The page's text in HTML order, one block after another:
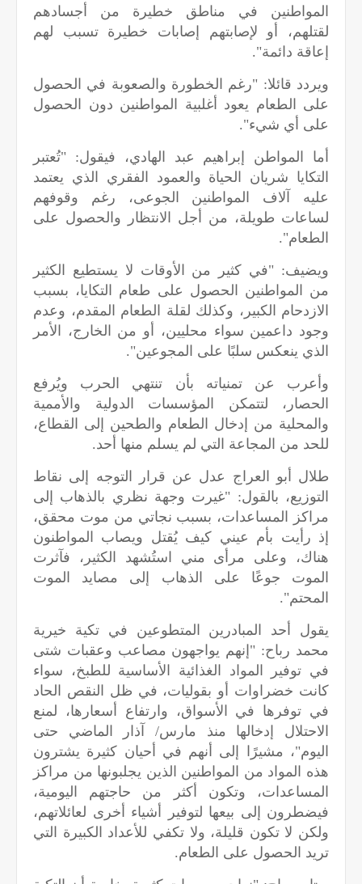
المواطنين في مناطق خطيرة من أجسادهم
لقتلهم، أو لإصابتهم إصابات خطيرة تسبب لهم
إعاقة دائمة".
ويردد قائلا: "رغم الخطورة والصعوبة في الحصول
على الطعام يعود أغلبية المواطنين دون الحصول
على أي شيء".
أما المواطن إبراهيم عبد الهادي، فيقول: "تُعتبر
التكايا شريان الحياة والعمود الفقري الذي يعتمد
عليه آلاف المواطنين الجوعى، رغم وقوفهم
لساعات طويلة، من أجل الانتظار والحصول على
الطعام".
ويضيف: "في كثير من الأوقات لا يستطيع الكثير
من المواطنين الحصول على طعام التكايا، بسبب
الازدحام الكبير، وكذلك لقلة الطعام المقدم، وعدم
وجود داعمين سواء محليين، أو من الخارج، الأمر
الذي ينعكس سلبًا على المجوعين".
وأعرب عن تمنياته بأن تنتهي الحرب ويُرفع
الحصار، لتتمكن المؤسسات الدولية والأممية
والمحلية من إدخال الطعام والطحين إلى القطاع،
للحد من المجاعة التي لم يسلم منها أحد.
طلال أبو العراج عدل عن قرار التوجه إلى نقاط
التوزيع، بالقول: "غيرت وجهة نظري بالذهاب إلى
مراكز المساعدات، بسبب نجاتي من موت محقق،
إذ رأيت بأم عيني كيف يُقتل ويصاب المواطنون
هناك، وعلى مرأى مني استُشهد الكثير، فآثرت
الموت جوعًا على الذهاب إلى مصايد الموت
المحتم".
يقول أحد المبادرين المتطوعين في تكية خيرية
محمد رباح: "إنهم يواجهون مصاعب وعقبات شتى
في توفير المواد الغذائية الأساسية للطبخ، سواء
كانت خضراوات أو بقوليات، في ظل النقص الحاد
في توفرها في الأسواق، وارتفاع أسعارها، لمنع
الاحتلال إدخالها منذ مارس/ آذار الماضي حتى
اليوم"، مشيرًا إلى أنهم في أحيان كثيرة يشترون
هذه المواد من المواطنين الذين يجلبونها من مراكز
المساعدات، وتكون أكثر من حاجتهم اليومية،
فيضطرون إلى بيعها لتوفير أشياء أخرى لعائلاتهم،
ولكن لا تكون قليلة، ولا تكفي للأعداد الكبيرة التي
تريد الحصول على الطعام.